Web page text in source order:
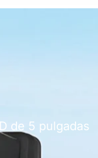
de 5 pulgadas